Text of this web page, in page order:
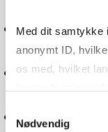
Med dit samtykke
anonymt ID,
os med, hvilket
markedsføring.
Nødvendig
Pensions